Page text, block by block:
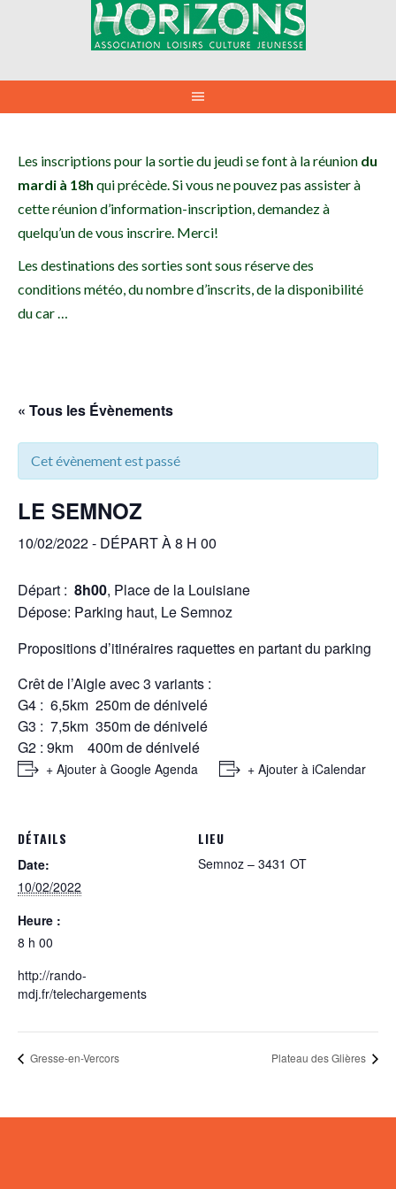
Les inscriptions pour la sortie du jeudi se font à la réunion du
mardi à 18h qui précède. Si vous ne pouvez pas assister à
cette réunion d’information-inscription, demandez à
quelqu’un de vous inscrire. Merci!
Les destinations des sorties sont sous réserve des
conditions météo, du nombre d’inscrits, de la disponibilité
du car …
« Tous les Évènements
Cet évènement est passé
LE SEMNOZ
10/02/2022 - DÉPART À 8 H 00
Départ : 8h00, Place de la Louisiane
Dépose: Parking haut, Le Semnoz
Propositions d’itinéraires raquettes en partant du parking
Crêt de l’Aigle avec 3 variants :
G4 : 6,5km 250m de dénivelé
G3 : 7,5km 350m de dénivelé
G2 : 9km 400m de dénivelé
+ Ajouter à Google Agenda + Ajouter à iCalendar
DÉTAILS
Date:
10/02/2022
Heure :
8 h 00
http://rando-
mdj.fr/telechargements
LIEU
Semnoz – 3431 OT
Gresse-en-Vercors Plateau des Glières